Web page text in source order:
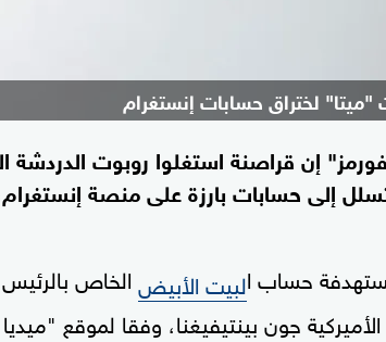
لختراق حسابات إنستغرام
إن قراصنة استغلوا روبوت الدردشة
إلى حسابات بارزة على منصة
حساب البيت الأبيض الخاص
جون بينتيفيغنا، وفقا لموقع "ميديا 404".